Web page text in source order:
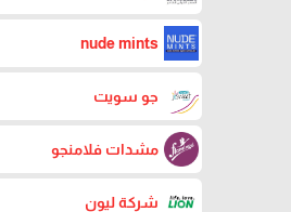
nude mints
جو سويت
مشدات فلامنجو
شركة ليون